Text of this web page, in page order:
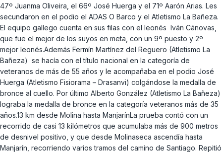
47º Juanma Oliveira, el 66º José Huerga y el 71º Aarón Arias. Les
secundaron en el podio el ADAS O Barco y el Atletismo La Bañeza.
El equipo gallego cuenta en sus filas con el leonés Iván Cánovas,
que fue el mejor de los suyos en meta, con un 9º puesto y 2º
mejor leonés.Además Fermín Martínez del Reguero (Atletismo La
Bañeza) se hacía con el título nacional en la categoría de
veteranos de más de 55 años y le acompañaba en el podio José
Huerga (Atletismo Fisiorama – Drasanvi) colgándose la medalla de
bronce al cuello. Por último Alberto González (Atletismo La Bañeza)
lograba la medalla de bronce en la categoría veteranos más de 35
años.13 km desde Molina hasta ManjarínLa prueba contó con un
recorrido de casi 13 kilómetros que acumulaba más de 900 metros
de desnivel positivo, y que desde Molinaseca ascendía hasta
Manjarín, recorriendo varios tramos del camino de Santiago. Repitió